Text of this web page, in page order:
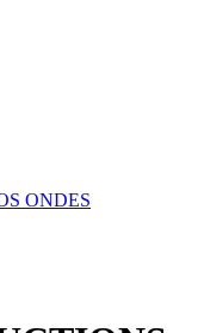
ONDES